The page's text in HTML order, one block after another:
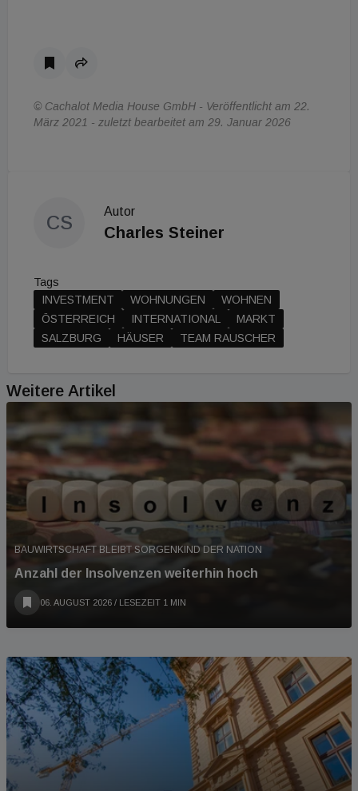
© Cachalot Media House GmbH - Veröffentlicht am 22.
März 2021 - zuletzt bearbeitet am 29. Januar 2026
CS
Autor
Charles Steiner
Tags
INVESTMENT
WOHNUNGEN
WOHNEN
ÖSTERREICH
INTERNATIONAL
MARKT
SALZBURG
HÄUSER TEAM RAUSCHER
Weitere Artikel
BAUWIRTSCHAFT BLEIBT SORGENKIND DER NATION
Anzahl der Insolvenzen weiterhin hoch
06. AUGUST 2026 / LESEZEIT 1 MIN